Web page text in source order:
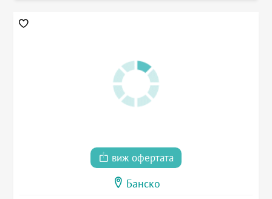
виж офертата
Банско